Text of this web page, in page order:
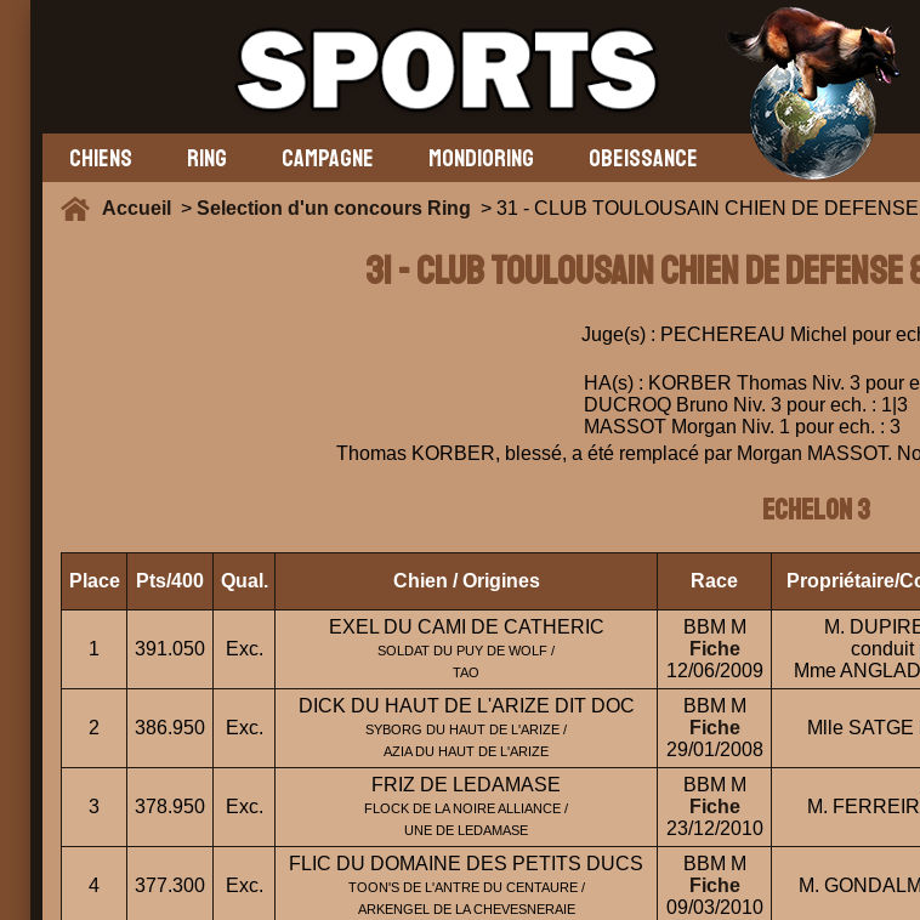
CHIENS RING CAMPAGNE MONDIORING OBEISSANCE
Accueil > Selection d'un concours Ring > 31 - CLUB TOULOUSAIN CHIEN DE
31 - CLUB TOULOUSAIN CHIEN DE
Juge(s) : PECHEREAU Michel pour
HA(s) : KORBER Thomas Niv. 3 pour
DUCROQ Bruno Niv. 3 pour ech. : 1|3
MASSOT Morgan Niv. 1 pour ech. : 3
Thomas KORBER, blessé, a été remplacé par Morgan MASSOT.
ECHELON 3
Place Pts/400 Qual. Chien / Origines Race Propriétaire/
1 391.050 Exc.
EXEL DU CAMI DE CATHERIC
SOLDAT DU PUY DE WOLF /
TAO
BBM M
Fiche
12/06/2009
M.
conduit
Mme
2 386.950 Exc.
DICK DU HAUT DE L'ARIZE DIT DOC
SYBORG DU HAUT DE L'ARIZE /
AZIA DU HAUT DE L'ARIZE
BBM M
Fiche
29/01/2008
Mlle SATGE
3 378.950 Exc.
FRIZ DE LEDAMASE
FLOCK DE LA NOIRE ALLIANCE /
UNE DE LEDAMASE
BBM M
Fiche
23/12/2010
M.
4 377.300 Exc.
FLIC DU DOMAINE DES PETITS DUCS
TOON'S DE L'ANTRE DU CENTAURE /
ARKENGEL DE LA CHEVESNERAIE
BBM M
Fiche
09/03/2010
M.